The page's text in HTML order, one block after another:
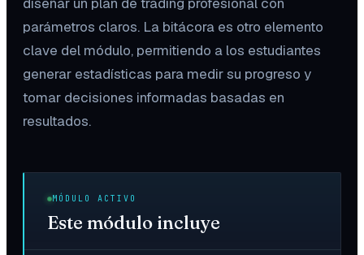
parámetros claros. La bitácora es otro elemento
clave del módulo, permitiendo a los estudiantes
generar estadísticas para medir su progreso y
tomar decisiones informadas basadas en
resultados.
MÓDULO ACTIVO
Este módulo incluye